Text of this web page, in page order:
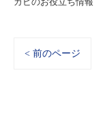
カビのお役立ち情報
< 前のページ